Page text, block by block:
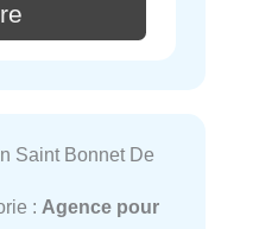
Saint Bonnet De
: Agence pour